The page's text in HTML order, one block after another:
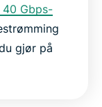
Gbps-
gjør på